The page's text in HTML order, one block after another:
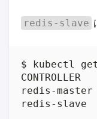
redis-slave
$ kubectl
redis-
redis-slave